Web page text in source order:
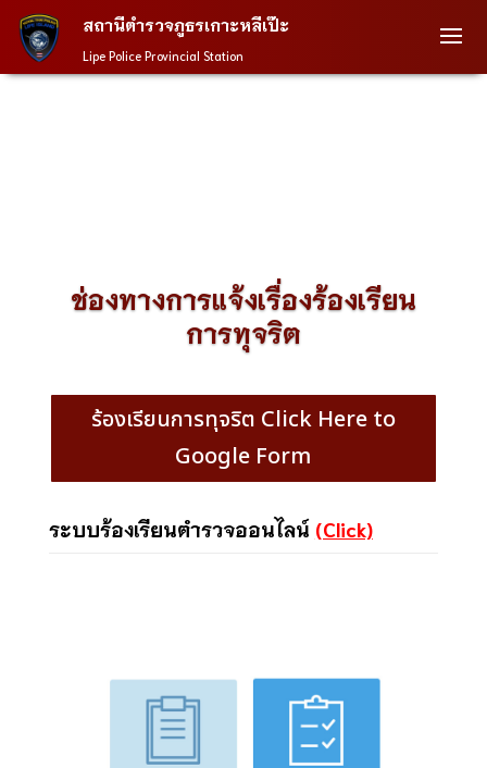
สถานีตำรวจภูธรเกาะหลีเป๊ะ
Lipe Police Provincial Station
ช่องทางการแจ้งเรื่องร้องเรียน
การทุจริต
ร้องเรียนการทุจริต Click Here to
Google Form
ระบบร้องเรียนตำรวจออนไลน์ (Click)